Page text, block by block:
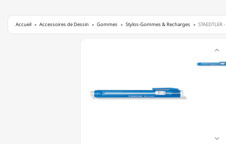
Accueil Accessoires de Dessin Gommes Stylos-Gommes & Recharges

